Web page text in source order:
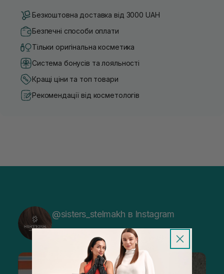
Безкоштовна доставка від 3000 UAH
Безпечні способи оплати
Тільки оригінальна косметика
Система бонусів та лояльності
Кращі ціни та топ товари
Рекомендації від косметологів
@sisters_stelmakh в Instagram